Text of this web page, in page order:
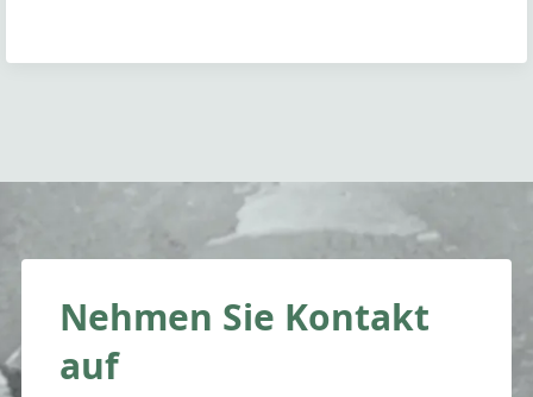
Nehmen Sie Kontakt
auf